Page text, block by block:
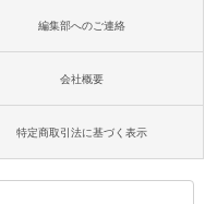
編集部へのご連絡
会社概要
特定商取引法に基づく表示